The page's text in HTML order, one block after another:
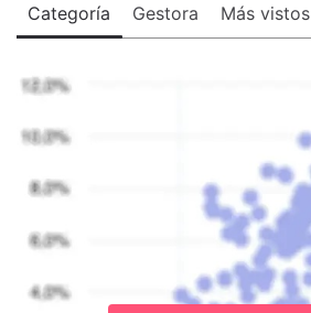
Categoría Gestora Más vistos